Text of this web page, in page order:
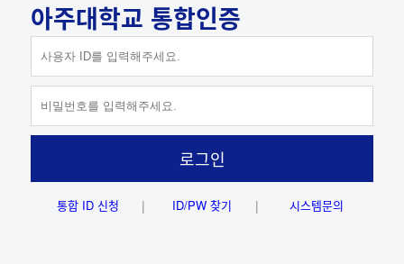
아주대학교 통합인증
ID 저장하기
로그인
통합 ID 신청 ID/PW 찾기 시스템문의